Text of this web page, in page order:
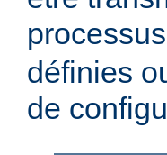
processus
définies
de